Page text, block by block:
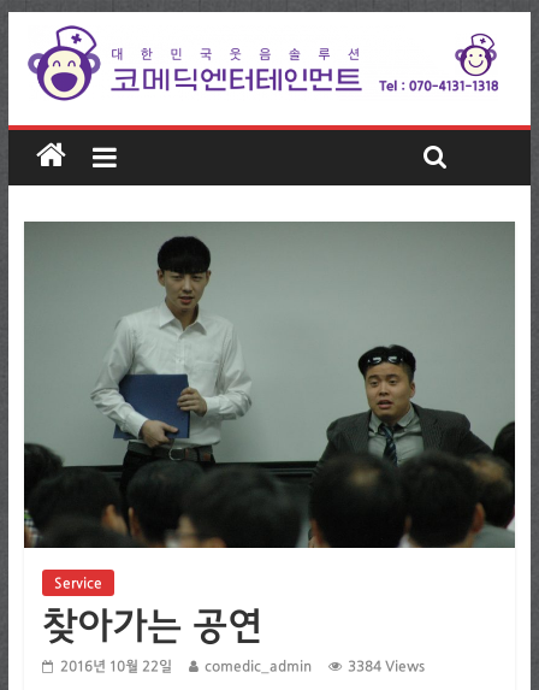
Service
찾아가는 공연
2016년 10월 22일 comedic_admin 3384 Views